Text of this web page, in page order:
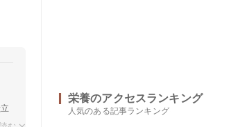
栄養のアクセスランキング
人気のある記事ランキング